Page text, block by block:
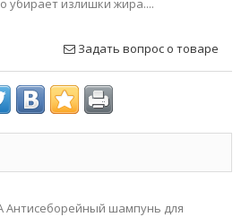
убирает излишки жира....
Задать вопрос о товаре
Антисеборейный шампунь для